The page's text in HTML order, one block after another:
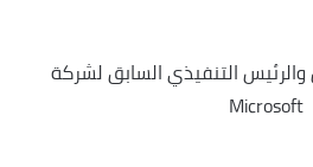
التنفيذي السابق لشركة
Microsoft